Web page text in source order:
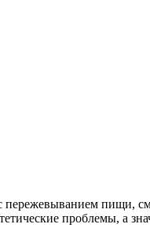
с пережевыванием пищи,
проблемы, а